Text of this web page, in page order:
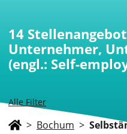
Alle Filter
14
Unternehmer,
(engl.: Self-
> Bochum >